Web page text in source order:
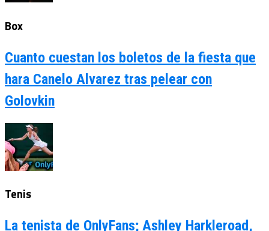
Box
Cuanto cuestan los boletos de la fiesta que
hara Canelo Alvarez tras pelear con
Golovkin
Tenis
La tenista de OnlyFans; Ashley Harkleroad,